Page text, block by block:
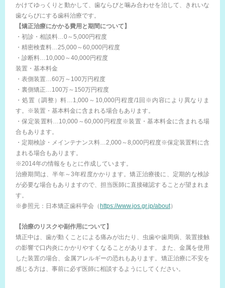
かけてゆっくりと動かして、歯ならびと噛み合わせを治して、きれいな
歯ならびにする歯科治療です。
【矯正治療にかかる費用と期間について】
・初診・相談料…0～5,000円程度
・精密検査料…25,000～60,000円程度
・診断料…10,000～40,000円程度
装置・基本料金
・表側装置…60万～100万円程度
・裏側矯正…100万～150万円程度
・処置（調整）料…1,000～10,000円程度/1回※内容により異なりま
す。※装置・基本料金に含まれる場合もあります。
・保定装置料…10,000～60,000円程度※装置・基本料金に含まれる場
合もあります。
・定期検診・メインテナンス料…2,000～8,000円程度※保定装置料に含
まれる場合もあります。
※2014年の情報をもとに作成しています。
治療期間は、半年～3年程度かかります。矯正治療後に、定期的な検診
が必要な場合もありますので、担当医師に直接確認することが望まれま
す。
※参照元：日本矯正歯科学会（ https://www.jos.gr.jp/about）
【治療のリスクや副作用について】
矯正中は、歯が動くことによる痛みが出たり、虫歯や歯周病、装置接触
の影響で口内炎にかかりやすくなることがあります。また、金属を使用
した装置の場合、金属アレルギーの恐れもあります。矯正治療に不安を
感じる方は、事前に必ず医師に相談するようにしてください。